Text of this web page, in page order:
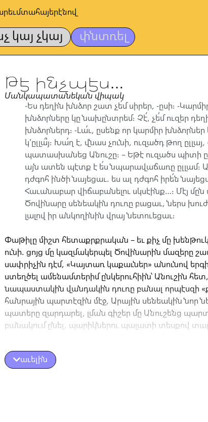
կայ չկայ փնտռել
Թէ ինչպէս…
Մանկապատանեկան վիպակ
-Ես դեղին խնձոր շատ չե՛մ սիրեր, -ըսի։ -
խնձորները կը նախընտրեմ։ Չէ՛, չե՛մ ուզեր
խնձորներդ։ -Լա՛ւ, ըսենք որ կարմիր խնձորներ
կ՚ըլլա՞յ։ Խա՛ղ է, վնաս չունի, ուզածդ թող ըլլայ,
պատասխանեց Անուշը։ – Եթէ ուզածս պիտի
այն ատեն պէտք է ե՛ս նպարավաճառը ըլլամ։
դժգոհ ինծի նայեցաւ. ես ալ դժգոհ իրե՛ն
Հաւանաբար վիճաբանելու սկսէինք…։ Մէյ մըն
Ծովինարը սենեակին դուռը բացաւ, ներս
լալով իր անկողինին վրայ նետուեցաւ։
Փաթիլը միշտ հետաքրքրական – եւ քիչ մը
ունի. ցոյց մը կազմակերպել Ծովինարին մազերը
սափրիչին դէմ, «Կայտառ կաքաւներ» անունով
ստեղծել ամենամտերիմ ընկերուհիին՝ Անուշին
նապաստակին վանդակին դուռը բանալ որպէսզի
հանրային պարտէզին մէջ, Արային սենեակին նոր
պատերը զարդարել, լման գիշեր մը Անուշենց
բանակում ընել, պարիկներու պալատի տեսքով
սպասածին պէս չ՚ընթանար. լա՛ւ որ Անուշը, Արան,
ընկերները պատրաստ են իրեն օգնելու։
աւելին